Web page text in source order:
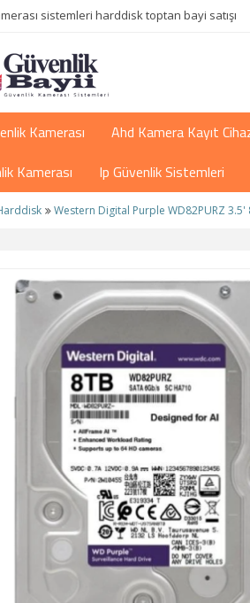
sistemleri harddisk toptan bayi satışı
Kamerası Ahd Kamera Kayıt
Kamerası
Ip Güvenlik Sistemleri
Western Digital Purple WD82PURZ 3.5'